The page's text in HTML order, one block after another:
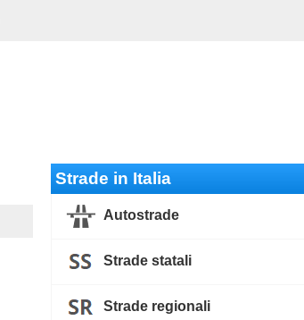
Strade in Italia
Autostrade
Strade statali
Strade regionali